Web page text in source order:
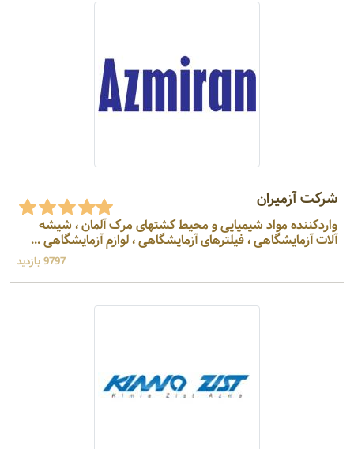
شرکت آزمیران
واردکننده مواد شیمیایی و محیط کشتهای مرک آلمان ، شیشه
آلات آزمایشگاهی ، فیلترهای آزمایشگاهی ، لوازم آزمایشگاهی ...
9797 بازدید